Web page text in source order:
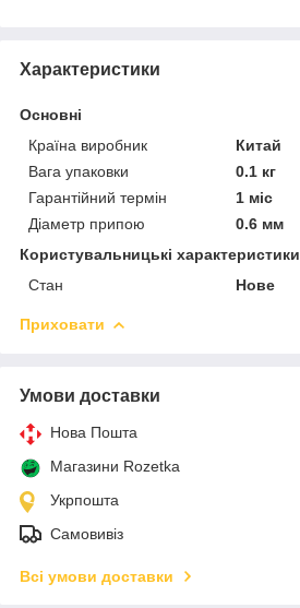
Характеристики
Основні
Країна виробник
Китай
Вага упаковки
0.1 кг
Гарантійний термін
1 міс
Діаметр припою
0.6 мм
Користувальницькі характеристики
Стан
Нове
Приховати
Умови доставки
Нова Пошта
Магазини Rozetka
Укрпошта
Самовивіз
Всі умови доставки